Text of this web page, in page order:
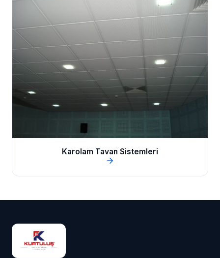
Karolam Tavan Sistemleri